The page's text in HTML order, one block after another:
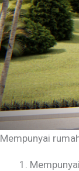
Mempunyai